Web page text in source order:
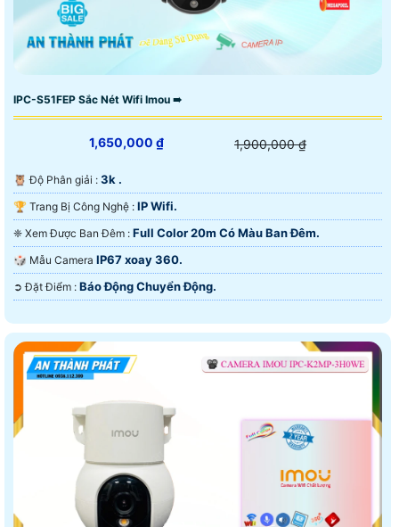
IPC-S51FEP Sắc Nét Wifi Imou ➠
1,650,000 ₫ 1,900,000 ₫
🦉 Độ Phân giải : 3k .
🏆 Trang Bị Công Nghệ : IP Wifi.
❈ Xem Được Ban Đêm : Full Color 20m Có Màu Ban Ðêm.
🎲 Mẫu Camera IP67 xoay 360.
️➲ Đặt Điểm : Báo Động Chuyển Động.